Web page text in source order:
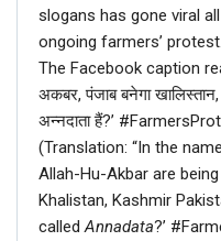
slogans has gone viral
ongoing farmers’ protest.
The Facebook caption
अकबर, पंजाब बनेगा
अन्नदाता हैं?’
(Translation: “In the
Allah-Hu-Akbar are
Khalistan, Kashmir
called Annadata?’